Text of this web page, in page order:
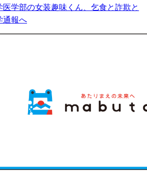
医学部の女装趣味くん、乞食と詐欺と
通報へ